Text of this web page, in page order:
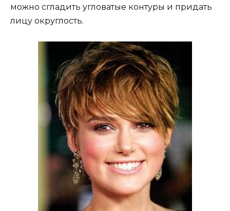
можно сгладить угловатые контуры и придать
лицу округлость.